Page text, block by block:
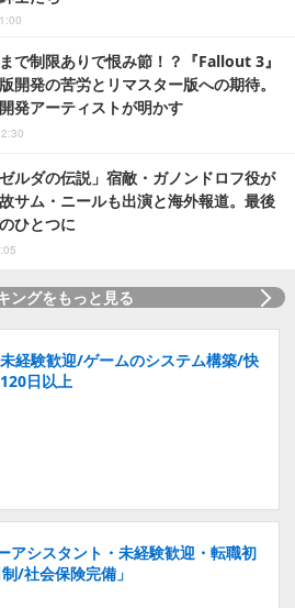
で制限ありで恨み節！？『Fallout 3』
開発の苦労とリマスター版への期待。
発アーティストが明かす
ルダの伝説」宿敵・ガノンドロフ役が
サム・ニールも出演と海外報道。最後
ひとつに
ングをもっと見る
経験歓迎/ゲームのシステム構築/快
日以上
アシスタント・未経験歓迎・転職初
/社会保険完備」